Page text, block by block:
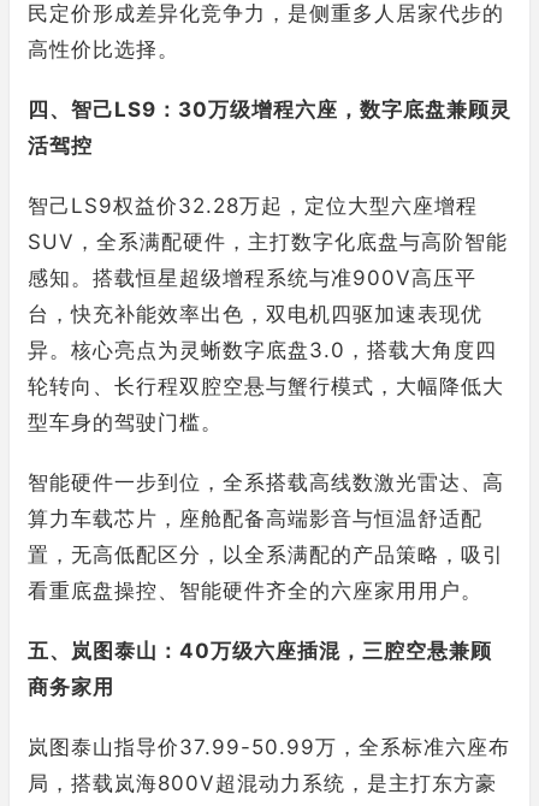
民定价形成差异化竞争力，是侧重多人居家代步的
高性价比选择。
四、智己LS9：30万级增程六座，数字底盘兼顾灵
活驾控
智己LS9权益价32.28万起，定位大型六座增程
SUV，全系满配硬件，主打数字化底盘与高阶智能
感知。搭载恒星超级增程系统与准900V高压平
台，快充补能效率出色，双电机四驱加速表现优
异。核心亮点为灵蜥数字底盘3.0，搭载大角度四
轮转向、长行程双腔空悬与蟹行模式，大幅降低大
型车身的驾驶门槛。
智能硬件一步到位，全系搭载高线数激光雷达、高
算力车载芯片，座舱配备高端影音与恒温舒适配
置，无高低配区分，以全系满配的产品策略，吸引
看重底盘操控、智能硬件齐全的六座家用用户。
五、岚图泰山：40万级六座插混，三腔空悬兼顾
商务家用
岚图泰山指导价37.99-50.99万，全系标准六座布
局，搭载岚海800V超混动力系统，是主打东方豪